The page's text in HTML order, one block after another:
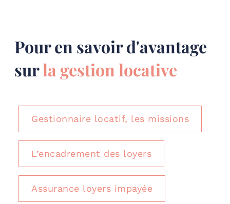
Pour en savoir d'avantage
surla gestion locative
Gestionnaire locatif, les missions
L’encadrement des loyers
Assurance loyers impayée